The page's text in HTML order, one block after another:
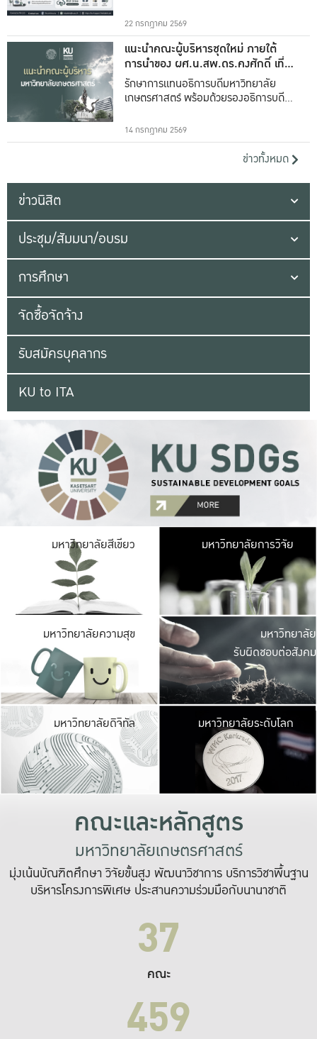
22 กรกฎาคม 2569
แนะนำคณะผู้บริหารชุดใหม่ ภายใต้
การนำของ ผศ.น.สพ.ดร.คงศักดิ์ เที่ยง
ธรรม
รักษาการแทนอธิการบดีมหาวิทยาลัย
เกษตรศาสตร์ พร้อมด้วยรองอธิการบดีทั้ง
14 กรกฎาคม 2569
ข่าวทั้งหมด
ข่าวนิสิต
ประชุม/สัมมนา/อบรม
การศึกษา
จัดซื้อจัดจ้าง
รับสมัครบุคลากร
KU to ITA
มหาวิทยาลัยสีเขียว มหาวิ
มีพื้นที่เขียวสดใส
เป็นป่าในเมือง เกษต
มหาวิทยาลัยการวิจัย
มหาวิทยาลัยความสุข มหาวิ
ค
เปิดประ
และพบเรื่องราวใ
มหาวิทยาลัย
รับผิดชอบต่อสังคม
มหาวิทยาลัยดิจิทัล มหาวิ
เปลี่ยนแปลง แล
เพื่อทำง
ระบบสารสนเทศ
มหาวิทยาลัยระดับโลก
คณะและหลักสูตร
มหาวิทยาลัยเกษตรศาสตร์
มุ่งเน้นบัณฑิตศึกษา วิจัยขั้นสูง พัฒนาวิชาการ บริการวิชาพื้นฐาน
บริหารโครงการพิเศษ ประสานความร่วมมือกับนานาชาติ
37
คณะ
459